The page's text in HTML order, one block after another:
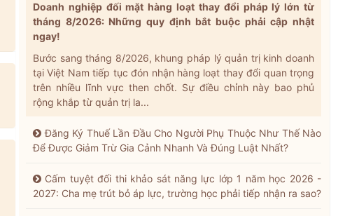
Doanh nghiệp đối mặt hàng loạt thay đổi pháp lý lớn từ
tháng 8/2026: Những quy định bắt buộc phải cập nhật
ngay!
Bước sang tháng 8/2026, khung pháp lý quản trị kinh doanh
tại Việt Nam tiếp tục đón nhận hàng loạt thay đổi quan trọng
trên nhiều lĩnh vực then chốt. Sự điều chỉnh này bao phủ
rộng khắp từ quản trị la...
Đăng Ký Thuế Lần Đầu Cho Người Phụ Thuộc Như Thế Nào
Để Được Giảm Trừ Gia Cảnh Nhanh Và Đúng Luật Nhất?
Cấm tuyệt đối thi khảo sát năng lực lớp 1 năm học 2026 -
2027: Cha mẹ trút bỏ áp lực, trường học phải tiếp nhận ra sao?